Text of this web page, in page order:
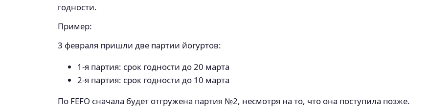
годности.
Пример:
3 февраля пришли две партии йогуртов:
1-я партия: срок годности до 20 марта
2-я партия: срок годности до 10 марта
По FEFO сначала будет отгружена партия №2, несмотря на то, что она поступила позже.